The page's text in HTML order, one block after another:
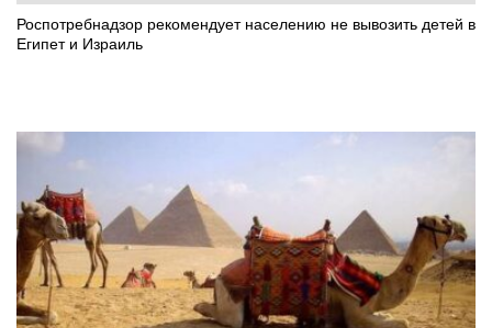
Роспотребнадзор рекомендует населению не вывозить детей в
Египет и Израиль